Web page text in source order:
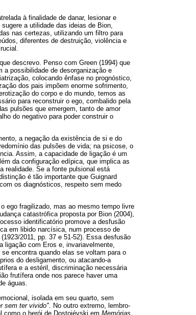
à finalidade de danar, lesionar e
a utilidade das ideias de Bion,
nas certezas, utilizando um filtro para
diferentes de destruição, violência e
descrevo. Penso com Green (1994) que
possibilidade de desorganização e
colocando ênfase no prognóstico,
dos pais impõem enorme sofrimento,
do corpo e do mundo, temos as
para reconstruir o ego, combalido pela
pulsões que emergem, tanto de amor
do negativo para poder construir o
a negação da existência de si e do
das pulsões de vida; na psicose, o
Assim, a capacidade de ligação é um
da configuração edípica, que implica as
realidade. Se a fonte pulsional está
é tão importante que Guignard
os diagnósticos, respeito sem medo
ego fragilizado, mas ao mesmo tempo livre
catastrófica proposta por Bion (2004),
identificatório promove a desfusão
em libido narcísica, num processo de
2011, pp. 37 e 51-52). Essa desfusão
ligação com Eros e, invariavelmente,
encontra quando elas se voltam para o
do desligamento, ou atacando-a
e a estéril, discriminação necessária
frutífera onde nos parece haver uma
águas.
isolada em seu quarto, sem
sem ter vivido".
No outro extremo, lembro-
como o herói de Dostoiévski em Memórias